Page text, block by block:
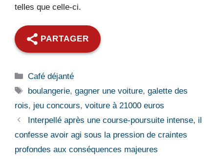
telles que celle-ci.
PARTAGER
Catégories
Café déjanté
Étiquettes
boulangerie,gagner une voiture,galette des
rois, jeu concours, voiture à 21000 euros
Interpellé après une course-poursuite intense, il
confesse avoir agi sous la pression de craintes
profondes aux conséquences majeures